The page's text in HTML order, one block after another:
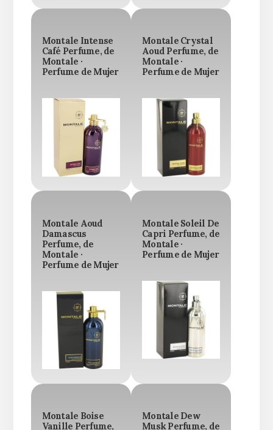
Montale Intense
Café Perfume, de
Montale ·
Perfume de Mujer
Montale Crystal
Aoud Perfume, de
Montale ·
Perfume de Mujer
Montale Aoud
Damascus
Perfume, de
Montale ·
Perfume de Mujer
Montale Soleil De
Capri Perfume, de
Montale ·
Perfume de Mujer
Montale Boise
Vanille Perfume,
Montale Dew
Musk Perfume, de